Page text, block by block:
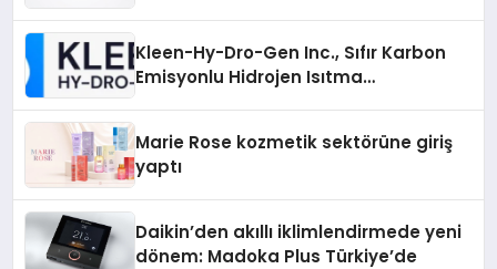
Kleen-Hy-Dro-Gen Inc., Sıfır Karbon
Emisyonlu Hidrojen Isıtma
Marie Rose kozmetik sektörüne giriş
yaptı
Daikin’den akıllı iklimlendirmede yeni
dönem: Madoka Plus Türkiye’de